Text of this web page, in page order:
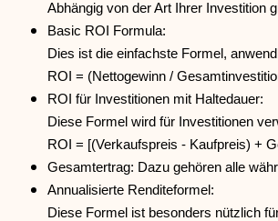
Abhängig von der Art Ihrer Investition
Basic ROI Formula:
Dies ist die einfachste Formel,
ROI = (Nettogewinn /
ROI für Investitionen mit Haltedauer:
Diese Formel wird für Investitionen
ROI = [(Verkaufspreis - Kaufpreis) +
Gesamtertrag: Dazu gehören alle
Annualisierte Renditeformel:
Diese Formel ist besonders nützlich